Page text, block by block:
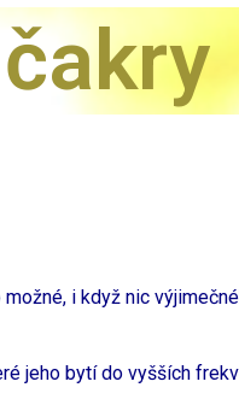
možné, i když nic
jeho bytí do vyšších